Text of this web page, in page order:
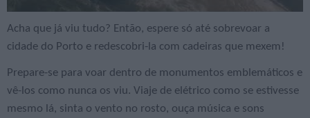
Acha que já viu tudo? Então, espere só até sobrevoar a
cidade do Porto e redescobri-la com cadeiras que mexem!
Prepare-se para voar dentro de monumentos emblemáticos e
vê-los como nunca os viu. Viaje de elétrico como se estivesse
mesmo lá, sinta o vento no rosto, ouça música e sons